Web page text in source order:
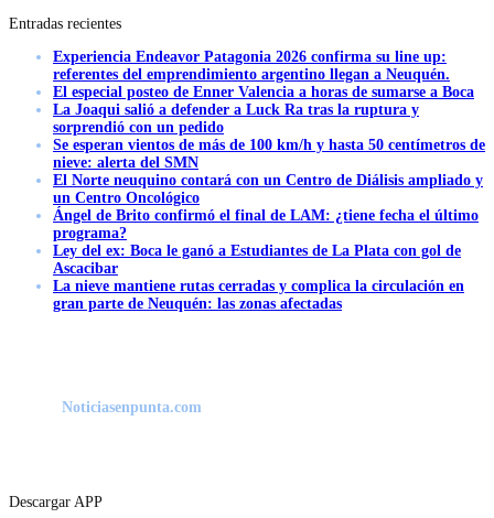
Entradas recientes
Experiencia Endeavor Patagonia 2026 confirma su line up:
referentes del emprendimiento argentino llegan a Neuquén.
El especial posteo de Enner Valencia a horas de sumarse a Boca
La Joaqui salió a defender a Luck Ra tras la ruptura y
sorprendió con un pedido
Se esperan vientos de más de 100 km/h y hasta 50 centímetros de
nieve: alerta del SMN
El Norte neuquino contará con un Centro de Diálisis ampliado y
un Centro Oncológico
Ángel de Brito confirmó el final de LAM: ¿tiene fecha el último
programa?
Ley del ex: Boca le ganó a Estudiantes de La Plata con gol de
Ascacibar
La nieve mantiene rutas cerradas y complica la circulación en
gran parte de Neuquén: las zonas afectadas
Noticiasenpunta.com
Descargar APP